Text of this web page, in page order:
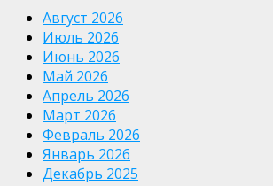
Август 2026
Июль 2026
Июнь 2026
Май 2026
Апрель 2026
Март 2026
Февраль 2026
Январь 2026
Декабрь 2025